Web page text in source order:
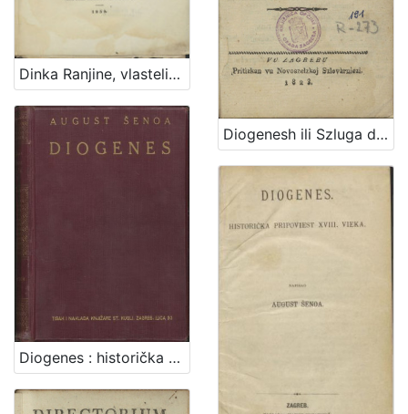
Dinka Ranjine, vlastelina dubrovačkoga Piesni razlike : pisane 1550-1563. : na novo preštampane
Diogenesh ili Szluga dveh zgublyeneh bratov : veszeli igrokaz vu peterom zpelyivanyu / po Tomashu Mikloushich P. Z. vu novem pogledu na vnogeh selyu na szvetlo dan
Diogenes : historička pripoviest XVIII. vieka / August Šenoa